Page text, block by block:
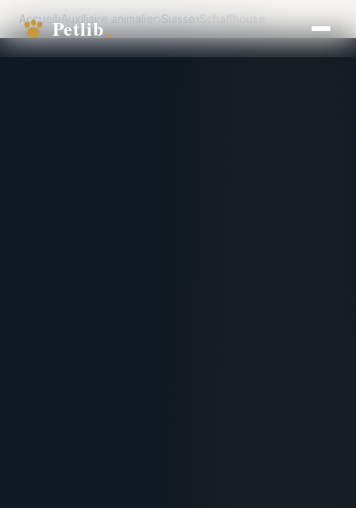
Accueil›Auxiliaire animalier›Suisse›Schaffhouse